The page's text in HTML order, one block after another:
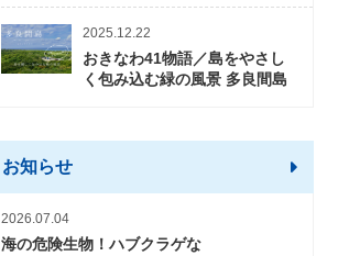
2025.12.22
おきなわ41物語／島をやさし
く包み込む緑の風景 多良間島
お知らせ
2026.07.04
海の危険生物！ハブクラゲな